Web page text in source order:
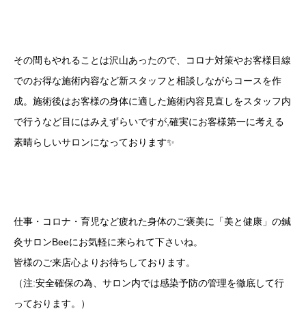
その間もやれることは沢山あったので、コロナ対策やお客様目線
でのお得な施術内容など新スタッフと相談しながらコースを作
成。施術後はお客様の身体に適した施術内容見直しをスタッフ内
で行うなど目にはみえずらいですが,確実にお客様第一に考える
素晴らしいサロンになっております✨
仕事・コロナ・育児など疲れた身体のご褒美に「美と健康」の鍼
灸サロンBeeにお気軽に来られて下さいね。
皆様のご来店心よりお待ちしております。
（注:安全確保の為、サロン内では感染予防の管理を徹底して行
っております。）